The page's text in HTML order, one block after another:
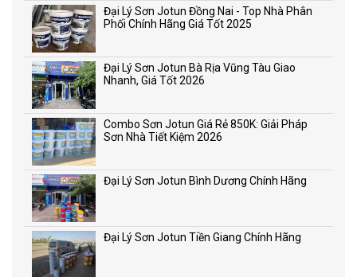
Đại Lý Sơn Jotun Đồng Nai - Top Nhà Phân
Phối Chính Hãng Giá Tốt 2025
Đại Lý Sơn Jotun Bà Rịa Vũng Tàu Giao
Nhanh, Giá Tốt 2026
Combo Sơn Jotun Giá Rẻ 850K: Giải Pháp
Sơn Nhà Tiết Kiệm 2026
Đại Lý Sơn Jotun Bình Dương Chính Hãng
Đại Lý Sơn Jotun Tiền Giang Chính Hãng